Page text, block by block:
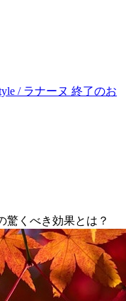
/ ラナーヌ 終了のお
驚くべき効果とは？